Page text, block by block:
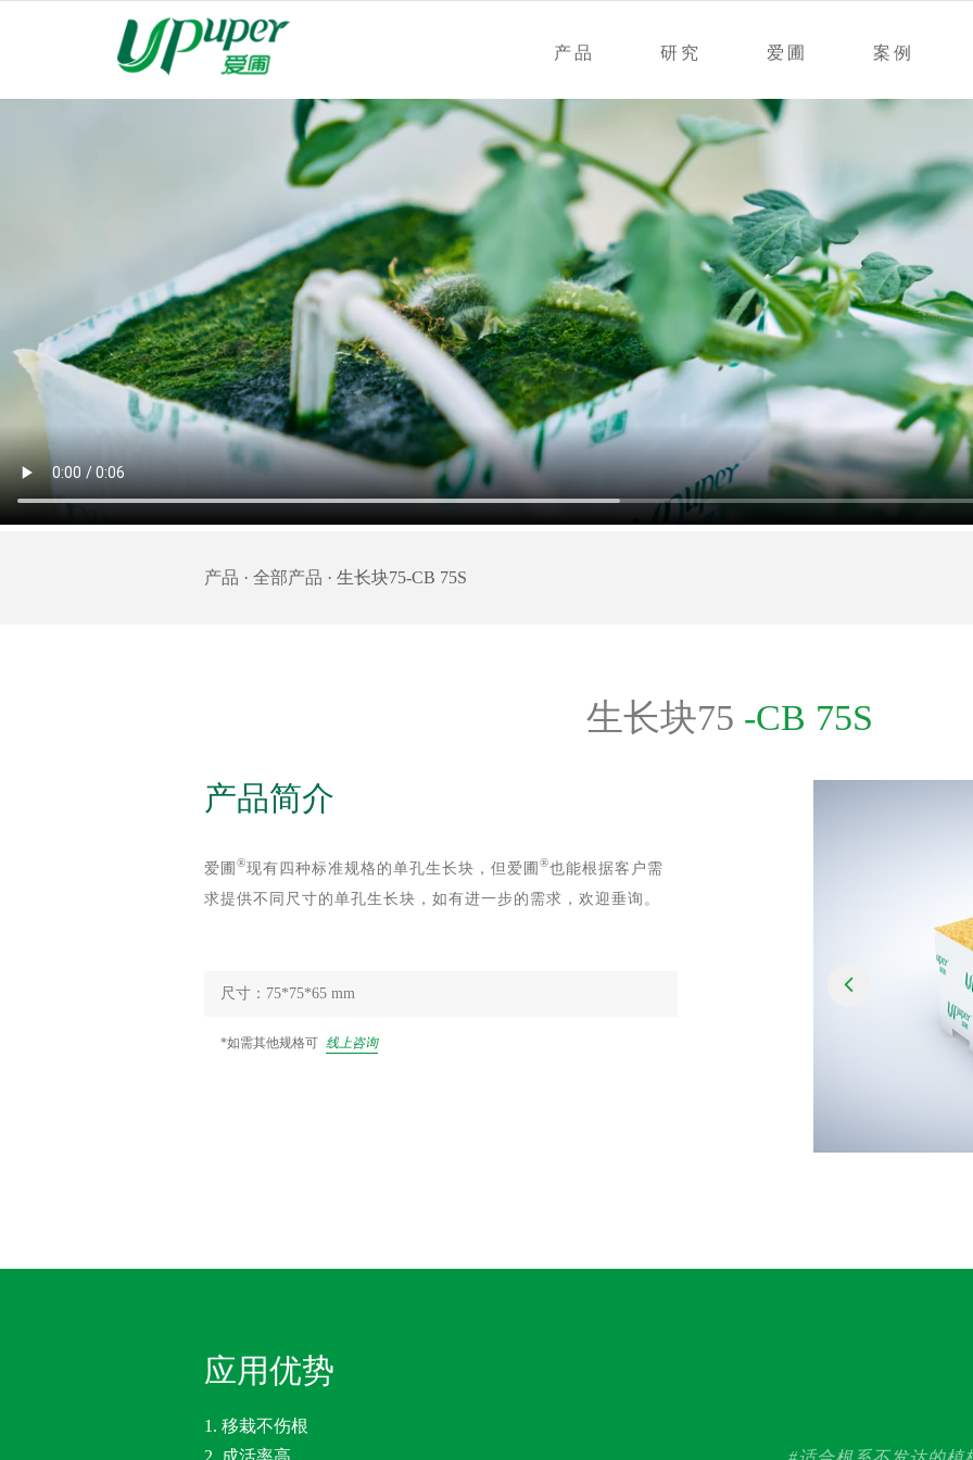
产品 研究 爱圃 案例
产品 ·全部产品 · 生长块75-CB 75S
生长块75 -CB 75S
产品简介
爱圃®现有四种标准规格的单孔生长块，但爱圃®也能根据客户需
求提供不同尺寸的单孔生长块，如有进一步的需求，欢迎垂询。
尺寸：75*75*65 mm
*如需其他规格可 线上咨询
应用优势
1. 移栽不伤根